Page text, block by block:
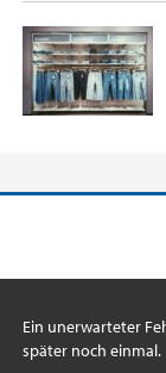
Ein unerwarteter
später noch einmal.